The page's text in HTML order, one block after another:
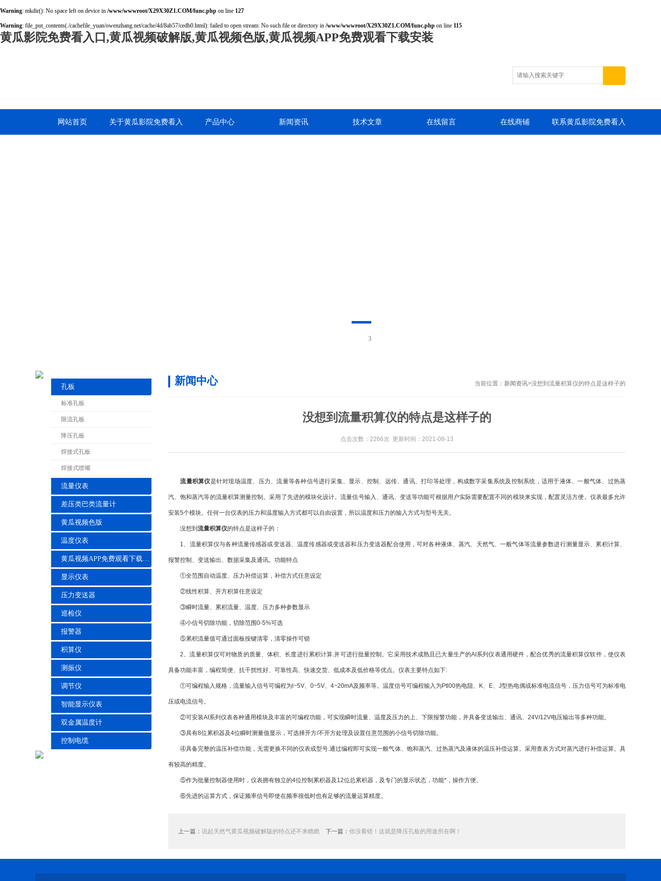
Warning: mkdir(): No space left on device in /www/wwwroot/X29X30Z1.COM/func.php on line 127
Warning: file_put_contents(./cachefile_yuan/owenzhang.net/cache/4d/8ab57/cedb0.html): failed to open stream: No such file or directory in /www/wwwroot/X29X30Z1.COM/func.php on line 115
黄瓜影院免费看入口,黄瓜视频破解版,黄瓜视频色版,黄瓜视频APP免费观看下载安装
网站首页 关于黄瓜影院免费看入 产品中心 新闻资讯 技术文章 在线留言 在线商铺 联系黄瓜影院免费看入
3
孔板
标准孔板
限流孔板
降压孔板
焊接式孔板
焊接式喷嘴
流量仪表
差压类巴类流量计
黄瓜视频色版
温度仪表
黄瓜视频APP免费观看下载安装
显示仪表
压力变送器
巡检仪
报警器
积算仪
测振仪
调节仪
智能显示仪表
双金属温度计
控制电缆
当前位置： 新闻资讯>没想到流量积算仪的特点是这样子的
新闻中心
没想到流量积算仪的特点是这样子的
点击次数：2266次 更新时间：2021-08-13
流量积算仪是针对现场温度、压力、流量等各种信号进行采集、显示、控制、远传、通讯、打印等处理，构成数字采集系统及控制系统，适用于液体、一般气体、过热蒸
汽、饱和蒸汽等的流量积算测量控制。采用了先进的模块化设计。流量信号输入、通讯、变送等功能可根据用户实际需要配置不同的模块来实现，配置灵活方便。仪表最多允许
安装5个模块。任何一台仪表的压力和温度输入方式都可以自由设置，所以温度和压力的输入方式与型号无关。
没想到 流量积算仪的特点是这样子的：
1、流量积算仪与各种流量传感器或变送器、温度传感器或变送器和压力变送器配合使用，可对各种液体、蒸汽、天然气、一般气体等流量参数进行测量显示、累积计算、
报警控制、变送输出、数据采集及通讯。功能特点
①全范围自动温度、压力补偿运算，补偿方式任意设定
②线性积算、开方积算任意设定
③瞬时流量、累积流量、温度、压力多种参数显示
④小信号切除功能，切除范围0-5%可选
⑤累积流量值可通过面板按键清零，清零操作可锁
2、流量积算仪可对物质的质量、体积、长度进行累积计算.并可进行批量控制。它采用技术成熟且已大量生产的AI系列仪表通用硬件，配合优秀的流量积算仪软件，使仪表
具备功能丰富，编程简便、抗干扰性好、可靠性高、快速交货、低成本及低价格等优点。仪表主要特点如下:
①可编程输入规格，流量输入信号可编程为l~5V、0~5V、4~20mA及频率等。温度信号可编程输入为Ptl00热电阻、K、E、J型热电偶或标准电流信号，压力信号可为标准电
压或电流信号。
②可安装AI系列仪表各种通用模块及丰富的可编程功能，可实现瞬时流量、温度及压力的上、下限报警功能，并具备变送输出、通讯、24V/12V电压输出等多种功能。
③具有8位累积器及4位瞬时测量值显示，可选择开方/不开方处理及设置任意范围的小信号切除功能。
④具备完整的温压补偿功能，无需更换不同的仪表或型号.通过编程即可实现一般气体、饱和蒸汽、过热蒸汽及液体的温压补偿运算。采用查表方式对蒸汽进行补偿运算。具
有较高的精度。
⑤作为批量控制器使用时，仪表拥有独立的4位控制累积器及12位总累积器，及专门的显示状态，功能*，操作方便。
⑥先进的运算方式，保证频率信号即使在频率很低时也有足够的流量运算精度。
上一篇： 说起天然气黄瓜视频破解版的特点还不来瞧瞧 下一篇： 你没看错！这就是降压孔板的用途所在啊！